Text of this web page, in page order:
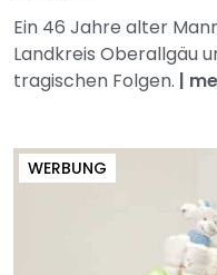
Ein 46 Jahre alter
Landkreis Oberallgäu
tragischen Folgen. |
WERBUNG